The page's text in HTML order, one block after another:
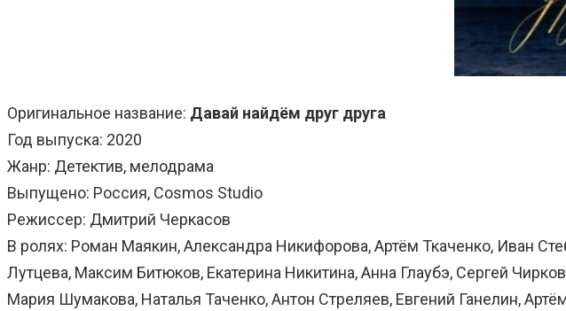
Оригинальное название: Давай найдём друг друга
Год выпуска: 2020
Жанр: Детектив, мелодрама
Выпущено: Россия, Cosmos Studio
Режиссер: Дмитрий Черкасов
В ролях: Роман Маякин, Александра Никифорова, Артём Ткаченко, Иван
Лутцева, Максим Битюков, Екатерина Никитина, Анна Глаубэ, Сергей
Мария Шумакова, Наталья Таченко, Антон Стреляев, Евгений Ганелин,